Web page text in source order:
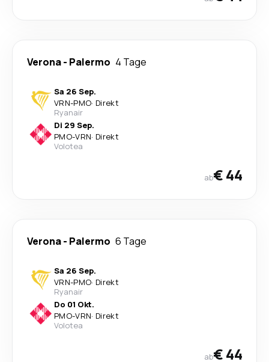
Verona- Palermo 4 Tage
Sa 26 Sep.
VRN-PMO· Direkt
Ryanair
Di 29 Sep.
PMO-VRN· Direkt
Volotea
ab€ 44
Verona- Palermo 6 Tage
Sa 26 Sep.
VRN-PMO· Direkt
Ryanair
Do 01 Okt.
PMO-VRN· Direkt
Volotea
ab€ 44